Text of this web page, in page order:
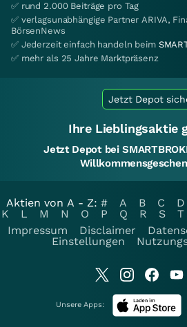
✅ rund 2.000 Beiträge pro Tag
✅ verlagsunabhängige Partner ARIVA,
BörsenNews
✅ Jederzeit einfach handeln beim
✅ mehr als 25 Jahre Marktpräsenz
Jetzt Depot
Ihre Lieblingsaktie
Jetzt Depot bei
Aktien von A - Z: # A B C D
K
L M N O P Q R S T
Impressum
Disclaimer
Einstellungen
Unsere Apps: